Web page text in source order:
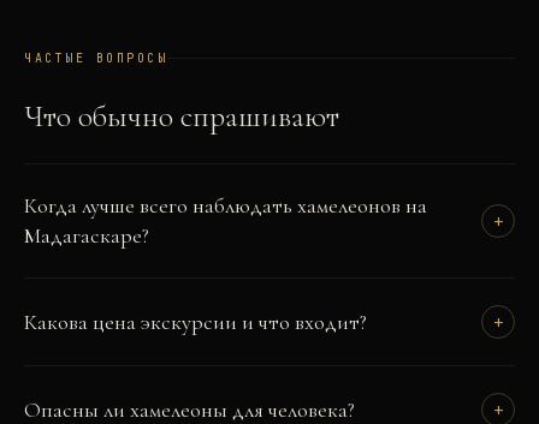
ЧАСТЫЕ ВОПРОСЫ
Что обычно спрашивают
Когда лучше всего наблюдать хамелеонов на
Мадагаскаре?
+
Какова цена экскурсии и что входит? +
Опасны ли хамелеоны для человека? +